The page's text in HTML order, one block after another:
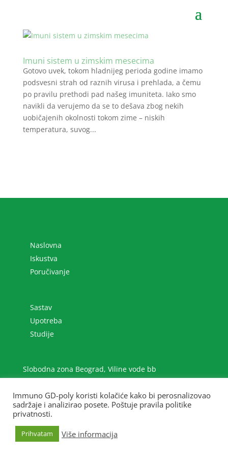
Imuni sistem u zimskim mesecima
Gotovo uvek, tokom hladnijeg perioda godine imamo
podsvesni strah od raznih virusa i prehlada, a čemu
po pravilu prethodi pad našeg imuniteta. Iako smo
navikli da verujemo da se to dešava zbog nekih
uobičajenih okolnosti tokom zime – niskih
temperatura, suvog...
Naslovna
Iskustva
Poručivanje
Sastav
Upotreba
Studije
Slobodna zona Beograd, Viline vode bb
+381 (0)11 2070 801
immuno@gdpoly.net
Immuno GD-poly koristi kolačiće kako bi perosnalizovao
sadržaje i analizirao posete. Poštuje pravila politike
privatnosti.
Prihvatam Više informacija